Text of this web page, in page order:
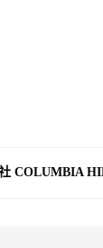
COLUMBIA